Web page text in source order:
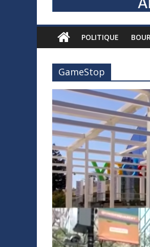
POLITIQUE
GameStop